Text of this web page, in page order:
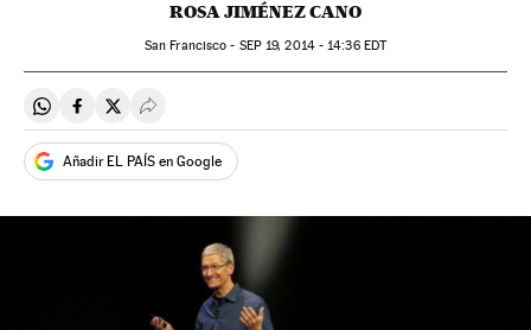
ROSA JIMÉNEZ CANO
San Francisco - SEP19, 2014 - 14:36EDT
Compartir en Whatsapp
Compartir en Facebook
Compartir en Twitter
Desplegar Redes Sociales
Añadir EL PAÍS en Google